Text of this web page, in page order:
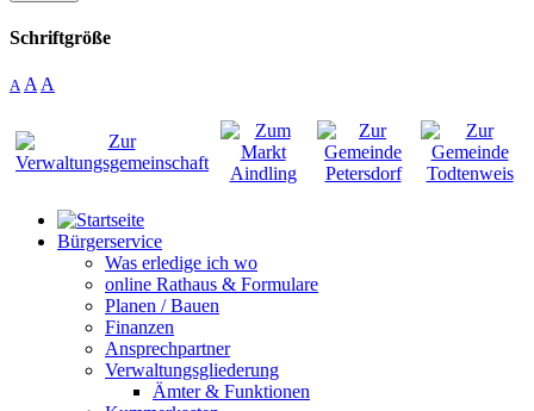
Schriftgröße
A A A
Bürgerservice
Was erledige ich wo
online Rathaus & Formulare
Planen / Bauen
Finanzen
Ansprechpartner
Verwaltungsgliederung
Ämter & Funktionen